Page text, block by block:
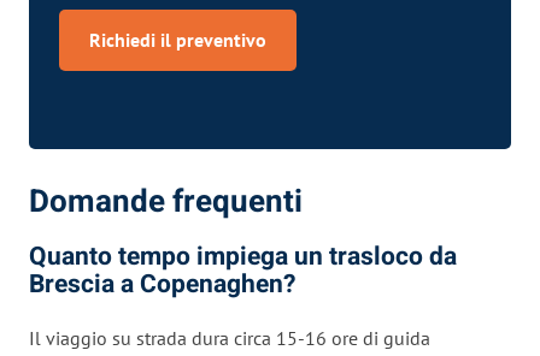
Richiedi il preventivo
Domande frequenti
Quanto tempo impiega un trasloco da
Brescia a Copenaghen?
Il viaggio su strada dura circa 15-16 ore di guida